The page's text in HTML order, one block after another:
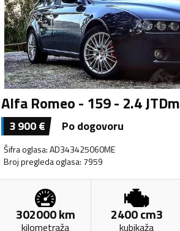
Alfa Romeo - 159 - 2.4 JTDm
3 900€ Po dogovoru
Šifra oglasa:AD343425060ME
Broj pregleda oglasa: 7959
302000km
kilometraža
2400cm3
kubikaža